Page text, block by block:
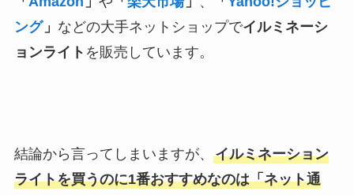
ング」 などの大手ネットショップでイルミネーシ
ョンライト を販売しています。
結論から言ってしまいますが、 イルミネーション
ライトを買うのに1番おすすめなのは「ネット通